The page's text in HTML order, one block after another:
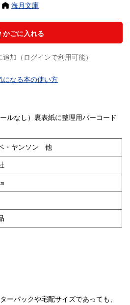
海月文庫
かごに入れる
加（ログインで利用可能）
になる本の使い方
ルなし）裏表紙に整理用バーコード
・ヤンソン 他
ーパックや宅配サイズであっても、